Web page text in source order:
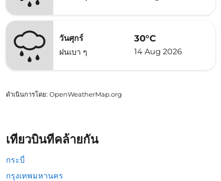
วันศุกร์
ฝนเบา ๆ
30°C
14 Aug 2026
ดำเนินการโดย: OpenWeatherMap.org
เที่ยวบินที่คล้ายกัน
กระบี่
กรุงเทพมหานคร